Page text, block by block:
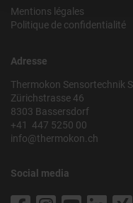
Mentions légales
Politique de confidentialité
Adresse
Thermokon Sensortechnik
Zürichstrasse 46
8303 Bassersdorf
+41 447 5250 00
info@thermokon.ch
Social media